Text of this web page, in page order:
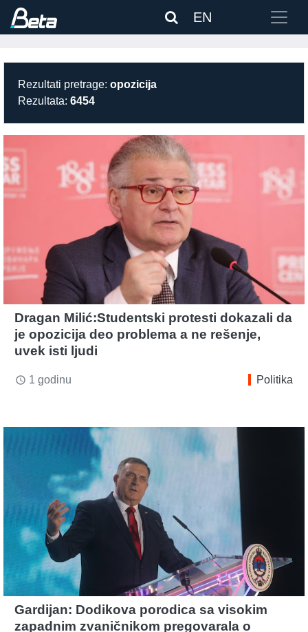
EN
Rezultati pretrage: opozicija
Rezultata: 6454
Dragan Milić:Studentski protesti dokazali da
je opozicija deo problema a ne rešenje,
uvek isti ljudi
access_time 1 godinu Politika
Gardijan: Dodikova porodica sa visokim
zapadnim zvaničnikom pregovarala o